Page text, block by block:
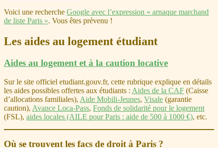
Voici une recherche Google avec l’expression « arnaque marchand
de liste Paris ». Vous êtes prévenu !
Les aides au logement étudiant
Aides au logement et à la caution locative
Sur le site officiel etudiant.gouv.fr, cette rubrique explique en détails
les aides possibles offertes aux étudiants : Aides de la CAF (Caisse
d’allocations familiales), Aide Mobili-Jeunes, Visale (garantie
caution), Avance Loca-Pass, Fonds de solidarité pour le logement
(FSL), aides locales (AILE pour Paris : aide de 500 à 1000 €), etc.
Où se trouvent les facs de droit à Paris ?